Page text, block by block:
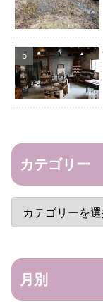
カテゴリー
月別